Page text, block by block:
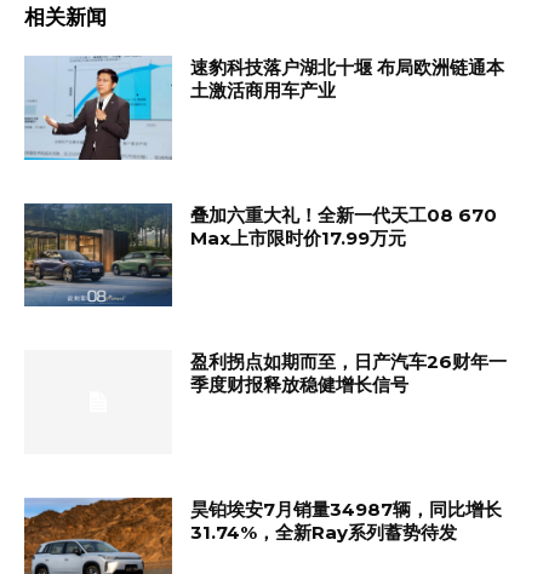
相关新闻
速豹科技落户湖北十堰 布局欧洲链通本
土激活商用车产业
叠加六重大礼！全新一代天工08 670
Max上市限时价17.99万元
盈利拐点如期而至，日产汽车26财年一
季度财报释放稳健增长信号
昊铂埃安7月销量34987辆，同比增长
31.74%，全新Ray系列蓄势待发